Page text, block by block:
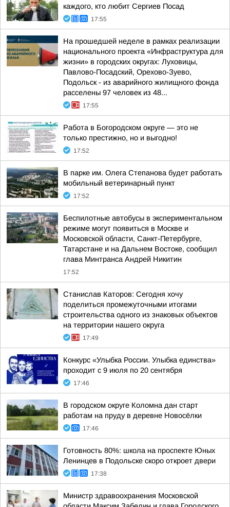
каждого, кто любит Сергиев Посад
17:55
На прошедшей неделе в рамках реализации
национального проекта «Инфраструктура для
жизни» в городских округах: Луховицы,
Павлово-Посадский, Орехово-Зуево,
Подольск - из аварийного жилищного фонда
расселены 97 человек из 48...
17:55
Работа в Богородском округе — это не
только престижно, но и выгодно!
17:52
В парке им. Олега Степанова будет работать
мобильный ветеринарный пункт
17:52
Беспилотные автобусы в экспериментальном
режиме могут появиться в Москве и
Московской области, Санкт-Петербурге,
Татарстане и на Дальнем Востоке, сообщил
глава Минтранса Андрей Никитин
17:52
Станислав Каторов: Сегодня хочу
поделиться промежуточными итогами
строительства одного из знаковых объектов
на территории нашего округа
17:49
Конкурс «Улыбка России. Улыбка единства»
проходит с 9 июля по 20 сентября
17:46
В городском округе Коломна дан старт
работам на пруду в деревне Новосёлки
17:46
Готовность 80%: школа на проспекте Юных
Ленинцев в Подольске скоро откроет двери
17:38
Министр здравоохранения Московской